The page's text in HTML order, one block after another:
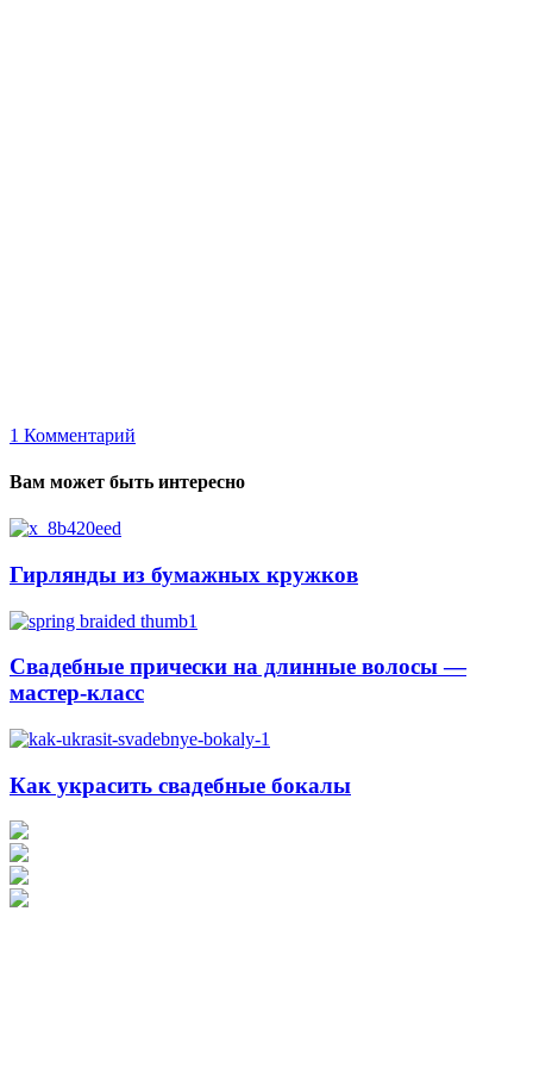
1 Комментарий
Вам может быть интересно
Гирлянды из бумажных кружков
Свадебные прически на длинные волосы —
мастер-класс
Как украсить свадебные бокалы